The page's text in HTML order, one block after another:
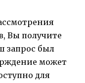
Вы получите
запрос был
может
для